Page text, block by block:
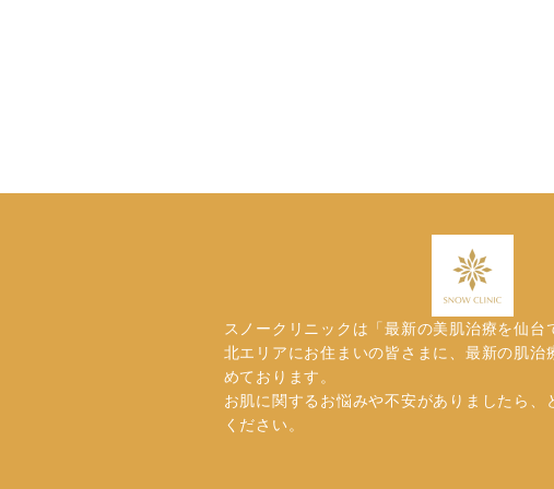
スノークリニックは「最新の美肌治療を仙台
北エリアにお住まいの皆さまに、最新の肌治
めております。
お肌に関するお悩みや不安がありましたら、
ください。